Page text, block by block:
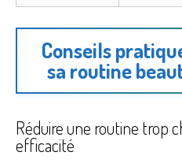
Conseils
sa routine
Réduire une routine trop
efficacité